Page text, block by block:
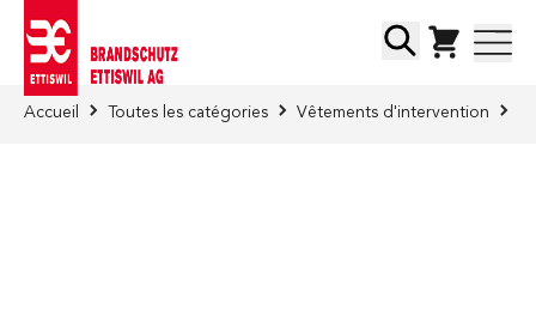
Chercher
Accueil Toutes les catégories Vêtements d'intervention